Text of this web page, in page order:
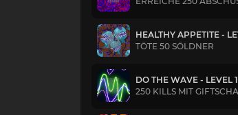
HEALTHY APPETITE -
TÖTE 50 SÖLDNER
DO THE WAVE - LEVEL
250 KILLS MIT